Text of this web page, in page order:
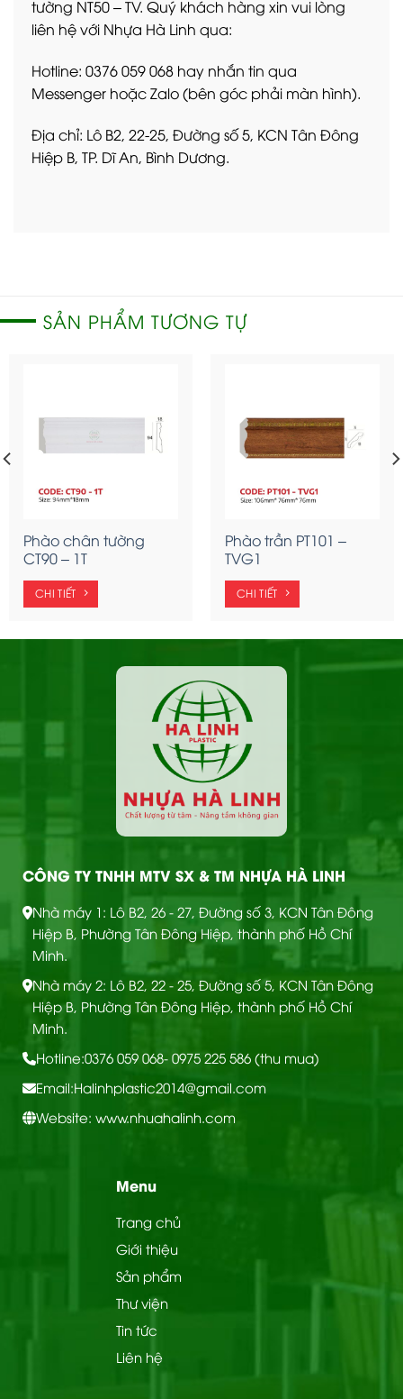
tường NT50 – TV. Quý khách hàng xin vui lòng
liên hệ với Nhựa Hà Linh qua:
Hotline: 0376 059 068 hay nhắn tin qua
Messenger hoặc Zalo (bên góc phải màn hình).
Địa chỉ: Lô B2, 22-25, Đường số 5, KCN Tân Đông
Hiệp B, TP. Dĩ An, Bình Dương.
SẢN PHẨM TƯƠNG TỰ
Phào chân tường
CT90 – 1T
CHI TIẾT
Phào trần PT101 –
TVG1
CHI TIẾT
CÔNG TY TNHH MTV SX & TM NHỰA HÀ LINH
Nhà máy 1: Lô B2, 26 - 27, Đường số 3, KCN Tân Đông
Hiệp B, Phường Tân Đông Hiệp, thành phố Hồ Chí
Minh.
Nhà máy 2: Lô B2, 22 - 25, Đường số 5, KCN Tân Đông
Hiệp B, Phường Tân Đông Hiệp, thành phố Hồ Chí
Minh.
Hotline:0376 059 068- 0975 225 586 (thu mua)
Email:Halinhplastic2014@gmail.com
Website: www.nhuahalinh.com
Menu
Trang chủ
Giới thiệu
Sản phẩm
Thư viện
Tin tức
Liên hệ